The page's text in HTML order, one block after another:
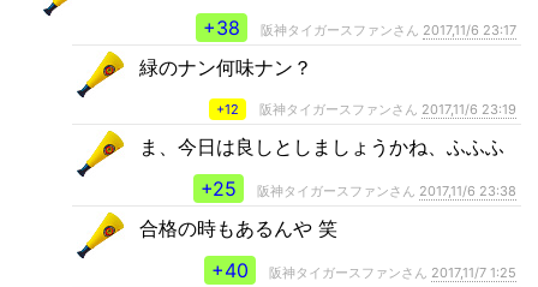
+38
阪神タイガースファンさん 2017,11/6 23:17
緑のナン何味ナン？
+12 阪神タイガースファンさん 2017,11/6 23:19
ま、今日は良しとしましょうかね、ふふふ
+25
阪神タイガースファンさん 2017,11/6 23:38
合格の時もあるんや 笑
+40
阪神タイガースファンさん 2017,11/7 1:25